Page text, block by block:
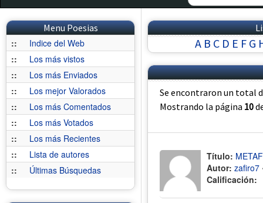
Menu Poesias
::
Indice del Web
::
Los más vistos
::
Los más Enviados
::
Los mejor Valorados
::
Los más Comentados
::
Los más Votados
::
Los más Recientes
::
Lista de autores
::
Últimas Búsquedas
A B C D E F G
Se encontraron un total
Mostrando la página 10
Título:
Autor: zafiro7
Calificación: